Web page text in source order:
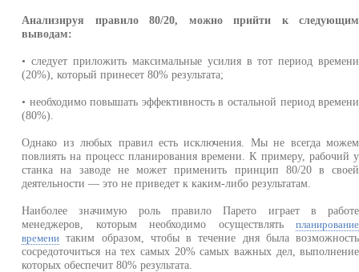
Анализируя правило 80/20, можно прийти к следующим
выводам:
• следует приложить максимальные усилия в тот период времени
(20%), который принесет 80% результата;
• необходимо повышать эффективность в остальной период времени
(80%).
Однако из любых правил есть исключения. Мы не всегда можем
повлиять на процесс планирования времени. К примеру, рабочий у
станка на заводе не может применить принцип 80/20 в своей
деятельности — это не приведет к каким-либо результатам.
Наиболее значимую роль правило Парето играет в работе
менеджеров, которым необходимо осуществлятьпланирование
времени таким образом, чтобы в течение дня была возможность
сосредоточиться на тех самых 20% самых важных дел, выполнение
которых обеспечит 80% результата.